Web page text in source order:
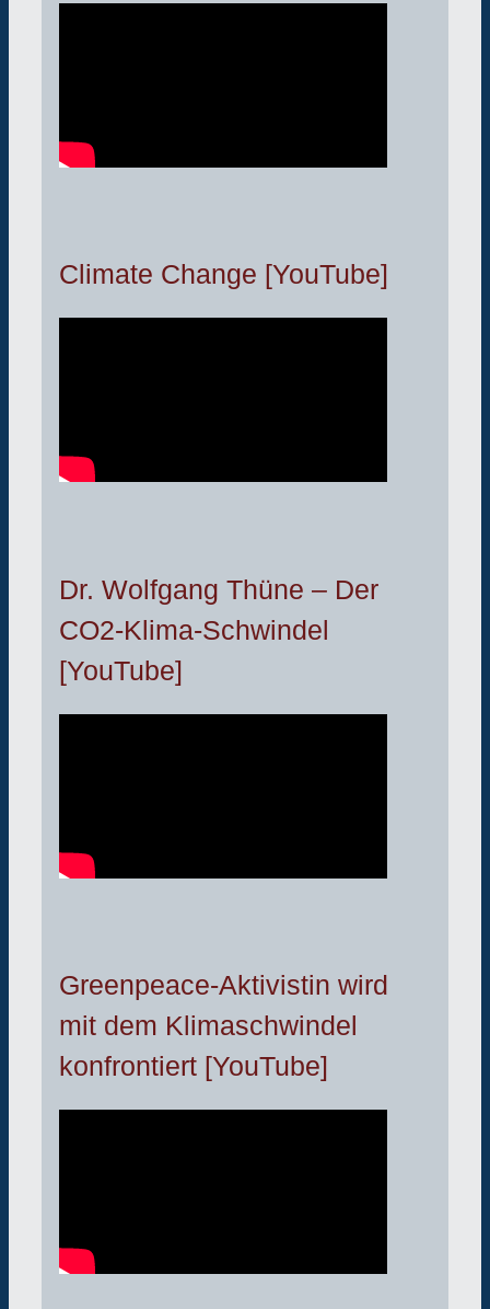
Climate Change [YouTube]
Dr. Wolfgang Thüne – Der
CO2-Klima-Schwindel
[YouTube]
Greenpeace-Aktivistin wird
mit dem Klimaschwindel
konfrontiert [YouTube]